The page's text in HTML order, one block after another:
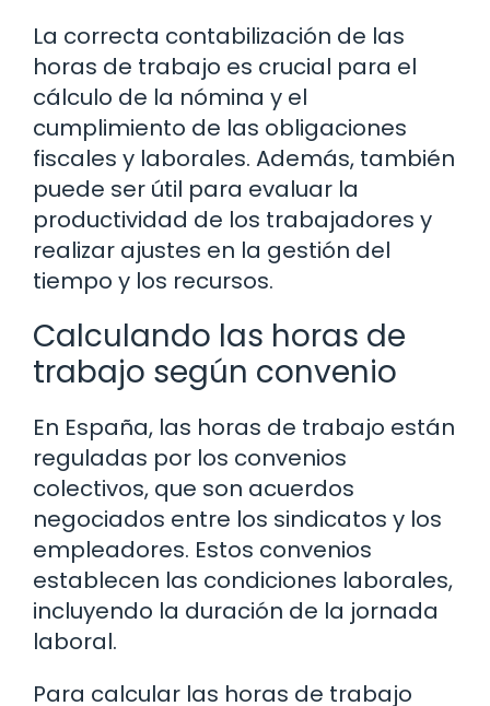
La correcta contabilización de las
horas de trabajo es crucial para el
cálculo de la nómina y el
cumplimiento de las obligaciones
fiscales y laborales. Además, también
puede ser útil para evaluar la
productividad de los trabajadores y
realizar ajustes en la gestión del
tiempo y los recursos.
Calculando las horas de
trabajo según convenio
En España, las horas de trabajo están
reguladas por los convenios
colectivos, que son acuerdos
negociados entre los sindicatos y los
empleadores. Estos convenios
establecen las condiciones laborales,
incluyendo la duración de la jornada
laboral.
Para calcular las horas de trabajo